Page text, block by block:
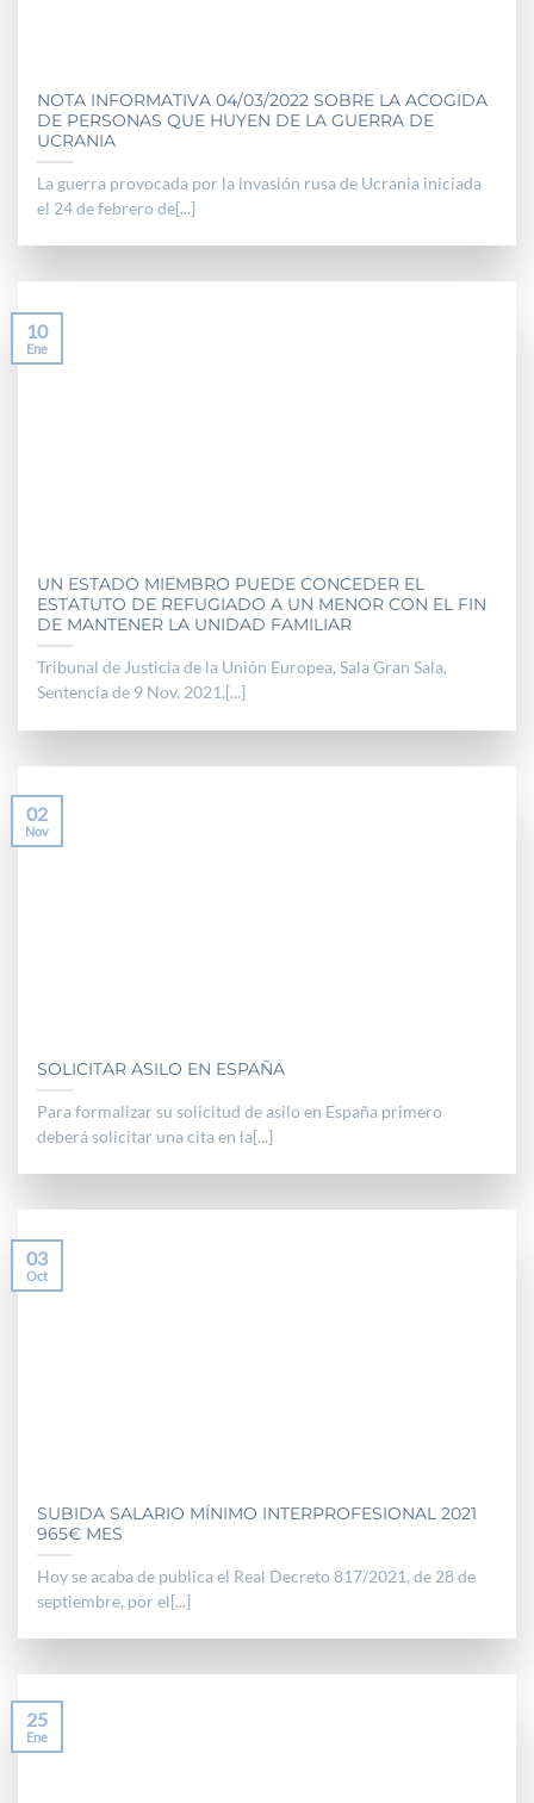
NOTA INFORMATIVA 04/03/2022 SOBRE LA ACOGIDA
DE PERSONAS QUE HUYEN DE LA GUERRA DE
UCRANIA
La guerra provocada por la invasión rusa de Ucrania iniciada
el 24 de febrero de[...]
UN ESTADO MIEMBRO PUEDE CONCEDER EL
ESTATUTO DE REFUGIADO A UN MENOR CON EL FIN
DE MANTENER LA UNIDAD FAMILIAR
Tribunal de Justicia de la Unión Europea, Sala Gran Sala,
Sentencia de 9 Nov. 2021,[...]
10
Ene
SOLICITAR ASILO EN ESPAÑA
Para formalizar su solicitud de asilo en España primero
deberá solicitar una cita en la[...]
02
Nov
SUBIDA SALARIO MÍNIMO INTERPROFESIONAL 2021
965€ MES
Hoy se acaba de publica el Real Decreto 817/2021, de 28 de
septiembre, por el[...]
03
Oct
25
Ene